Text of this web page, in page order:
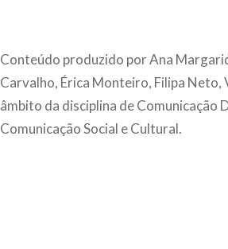
Conteúdo produzido por Ana
Carvalho, Érica Monteiro, Filipa Neto,
âmbito da disciplina de Comunicação
Comunicação Social e Cultural.